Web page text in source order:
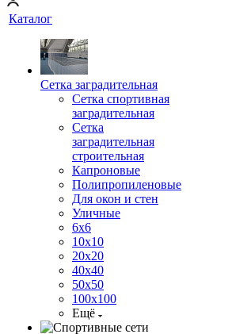
Каталог
Сетка заградительная
Сетка спортивная
заградительная
Сетка
заградительная
строительная
Капроновые
Полипропиленовые
Для окон и стен
Уличные
6х6
10х10
20х20
40х40
50х50
100х100
Ещё